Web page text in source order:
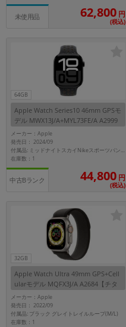
未使用品 62,800 円
(税込)
64GB
Apple Watch Series10 46mm GPSモ
デル MWX13J/A+MYL73FE/A A2999
【ジェットブラックアルミニウムケ
ース/ミッドナイトスカイNikeスポー
ツバンド】
メーカー：Apple
発売日： 2024/09
付属品: ミッドナイトスカイNikeスポーツバンド(M/L)
在庫数：1
中古Bランク 44,800 円
(税込)
32GB
Apple Watch Ultra 49mm GPS+Cell
ularモデル MQFX3J/A A2684【チタ
ニウムケース/ブラック グレイトレ
イルループ(M/L)】
メーカー：Apple
発売日： 2022/09
付属品: ブラック グレイトレイルループ(M/L)
在庫数：1